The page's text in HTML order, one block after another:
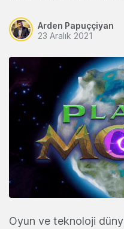
Arden Papuççiyan
23 Aralık 2021
Oyun ve teknoloji